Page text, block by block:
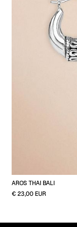
AROS THAI BALI
€ 23,00 EUR